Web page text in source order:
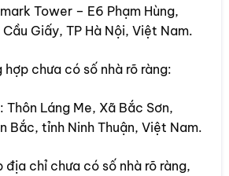
Tower – E6 Phạm Hùng,
Cầu Giấy, TP Hà Nội, Việt Nam.
chưa có số nhà rõ ràng:
Thôn Láng Me, Xã Bắc Sơn,
Bắc, tỉnh Ninh Thuận, Việt Nam.
địa chỉ chưa có số nhà rõ ràng,